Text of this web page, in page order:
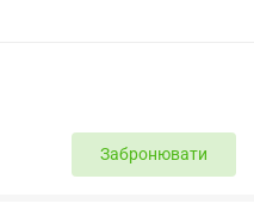
Забронювати